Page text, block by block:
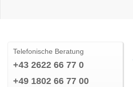
Telefonische Beratung
+43 2622 66 77 0
+49 1802 66 77 00